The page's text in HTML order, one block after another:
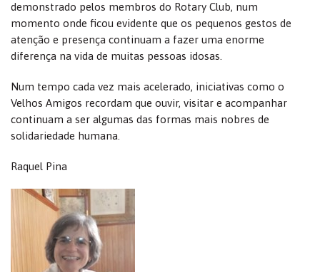
demonstrado pelos membros do Rotary Club, num
momento onde ficou evidente que os pequenos gestos de
atenção e presença continuam a fazer uma enorme
diferença na vida de muitas pessoas idosas.
Num tempo cada vez mais acelerado, iniciativas como o
Velhos Amigos recordam que ouvir, visitar e acompanhar
continuam a ser algumas das formas mais nobres de
solidariedade humana.
Raquel Pina